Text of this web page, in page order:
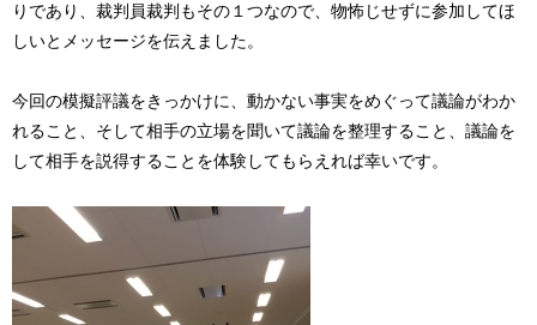
りであり、裁判員裁判もその１つなので、物怖じせずに参加してほ
しいとメッセージを伝えました。
今回の模擬評議をきっかけに、動かない事実をめぐって議論がわか
れること、そして相手の立場を聞いて議論を整理すること、議論を
して相手を説得することを体験してもらえれば幸いです。